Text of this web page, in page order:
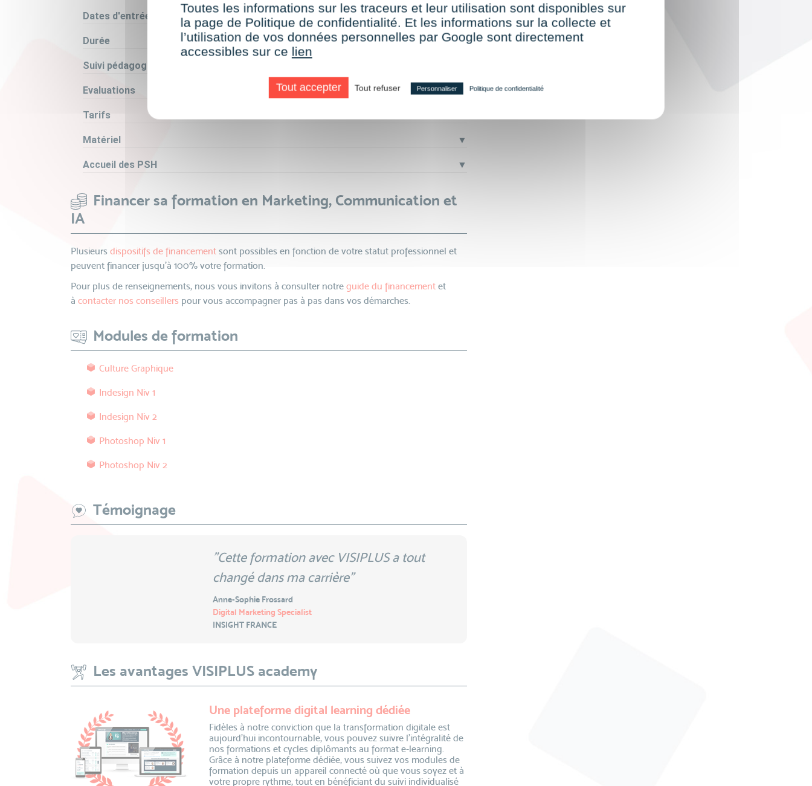
Dates d'entrée en formation ▼
Durée ▼
Suivi pédagogique
Evaluations
Tarifs
Matériel ▼
Accueil des PSH ▼
Financer sa formation en Marketing, Communication et
IA
Plusieurs dispositifs de financement sont possibles en fonction de votre statut professionnel et
peuvent financer jusqu’à 100% votre formation.
Pour plus de renseignements, nous vous invitons à consulter notre guide du financement et
à contacter nos conseillers pour vous accompagner pas à pas dans vos démarches.
Modules de formation
Culture Graphique
Indesign Niv 1
Indesign Niv 2
Photoshop Niv 1
Photoshop Niv 2
Témoignage
"Cette formation avec VISIPLUS a tout
changé dans ma carrière"
Anne-Sophie Frossard
Digital Marketing Specialist
INSIGHT FRANCE
Les avantages VISIPLUS academy
Une plateforme digital learning dédiée
Fidèles à notre conviction que la transformation digitale est
aujourd’hui incontournable, vous pouvez suivre l’intégralité de
nos formations et cycles diplômants au format e-learning.
Grâce à notre plateforme dédiée, vous suivez vos modules de
formation depuis un appareil connecté où que vous soyez et à
votre propre rythme, tout en bénéficiant du suivi individualisé
Toutes les informations sur les traceurs et leur utilisation sont disponibles sur
la page de Politique de confidentialité. Et les informations sur la collecte et
l’utilisation de vos données personnelles par Google sont directement
accessibles sur ce lien
Tout accepter Tout refuser Personnaliser Politique de confidentialité